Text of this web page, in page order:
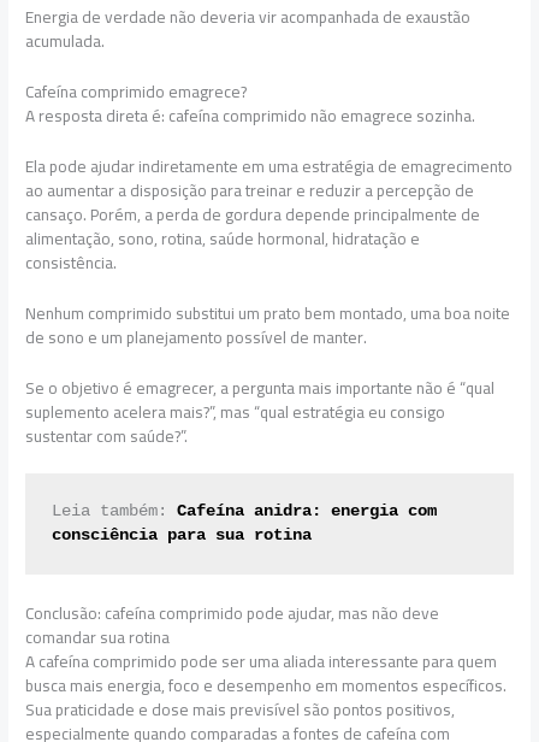
Energia de verdade não deveria vir acompanhada de exaustão
acumulada.
Cafeína comprimido emagrece?
A resposta direta é: cafeína comprimido não emagrece sozinha.
Ela pode ajudar indiretamente em uma estratégia de emagrecimento
ao aumentar a disposição para treinar e reduzir a percepção de
cansaço. Porém, a perda de gordura depende principalmente de
alimentação, sono, rotina, saúde hormonal, hidratação e
consistência.
Nenhum comprimido substitui um prato bem montado, uma boa noite
de sono e um planejamento possível de manter.
Se o objetivo é emagrecer, a pergunta mais importante não é “qual
suplemento acelera mais?”, mas “qual estratégia eu consigo
sustentar com saúde?”.
Leia também: Cafeína anidra: energia com
consciência para sua rotina
Conclusão: cafeína comprimido pode ajudar, mas não deve
comandar sua rotina
A cafeína comprimido pode ser uma aliada interessante para quem
busca mais energia, foco e desempenho em momentos específicos.
Sua praticidade e dose mais previsível são pontos positivos,
especialmente quando comparadas a fontes de cafeína com